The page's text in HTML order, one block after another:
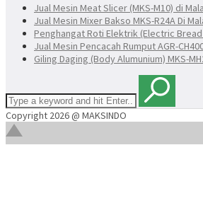
Jual Mesin Meat Slicer (MKS-M10) di
Jual Mesin Mixer Bakso MKS-R24A Di
Penghangat Roti Elektrik (Electric Bread
Jual Mesin Pencacah Rumput AGR-
Giling Daging (Body Alumunium) MKS-
Copyright 2026 @ MAKSINDO